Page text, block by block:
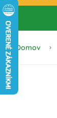
Domov